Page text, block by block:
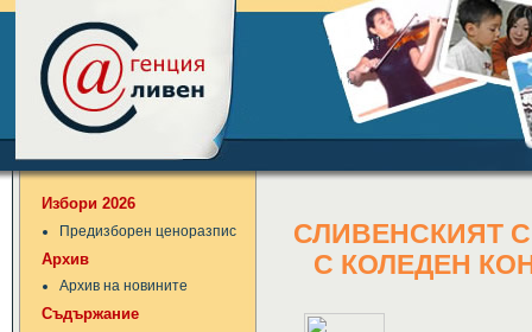
Избори 2026
Предизборен ценоразпис
Архив
Архив на новините
Съдържание
СЛИВЕНСКИЯТ
С КОЛЕДЕН